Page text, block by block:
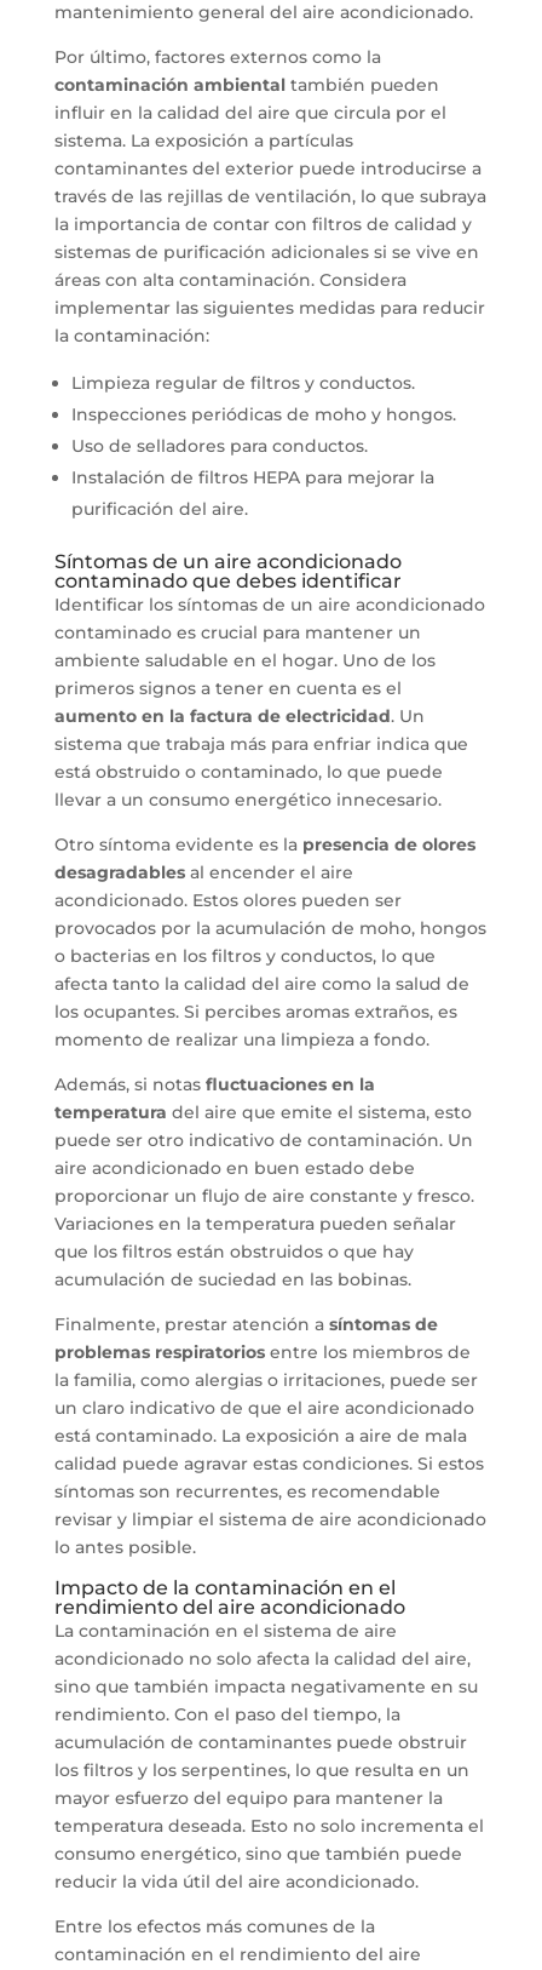
mantenimiento general del aire acondicionado.
Por último, factores externos como la
contaminación ambientaltambién pueden
influir en la calidad del aire que circula por el
sistema. La exposición a partículas
contaminantes del exterior puede introducirse a
través de las rejillas de ventilación, lo que subraya
la importancia de contar con filtros de calidad y
sistemas de purificación adicionales si se vive en
áreas con alta contaminación. Considera
implementar las siguientes medidas para reducir
la contaminación:
Limpieza regular de filtros y conductos.
Inspecciones periódicas de moho y hongos.
Uso de selladores para conductos.
Instalación de filtros HEPA para mejorar la
purificación del aire.
Síntomas de un aire acondicionado
contaminado que debes identificar
Identificar los síntomas de un aire acondicionado
contaminado es crucial para mantener un
ambiente saludable en el hogar. Uno de los
primeros signos a tener en cuenta es el
aumento en la factura de electricidad. Un
sistema que trabaja más para enfriar indica que
está obstruido o contaminado, lo que puede
llevar a un consumo energético innecesario.
Otro síntoma evidente es la presencia de olores
desagradablesal encender el aire
acondicionado. Estos olores pueden ser
provocados por la acumulación de moho, hongos
o bacterias en los filtros y conductos, lo que
afecta tanto la calidad del aire como la salud de
los ocupantes. Si percibes aromas extraños, es
momento de realizar una limpieza a fondo.
Además, si notas fluctuaciones en la
temperatura del aire que emite el sistema, esto
puede ser otro indicativo de contaminación. Un
aire acondicionado en buen estado debe
proporcionar un flujo de aire constante y fresco.
Variaciones en la temperatura pueden señalar
que los filtros están obstruidos o que hay
acumulación de suciedad en las bobinas.
Finalmente, prestar atención a síntomas de
problemas respiratoriosentre los miembros de
la familia, como alergias o irritaciones, puede ser
un claro indicativo de que el aire acondicionado
está contaminado. La exposición a aire de mala
calidad puede agravar estas condiciones. Si estos
síntomas son recurrentes, es recomendable
revisar y limpiar el sistema de aire acondicionado
lo antes posible.
Impacto de la contaminación en el
rendimiento del aire acondicionado
La contaminación en el sistema de aire
acondicionado no solo afecta la calidad del aire,
sino que también impacta negativamente en su
rendimiento. Con el paso del tiempo, la
acumulación de contaminantes puede obstruir
los filtros y los serpentines, lo que resulta en un
mayor esfuerzo del equipo para mantener la
temperatura deseada. Esto no solo incrementa el
consumo energético, sino que también puede
reducir la vida útil del aire acondicionado.
Entre los efectos más comunes de la
contaminación en el rendimiento del aire